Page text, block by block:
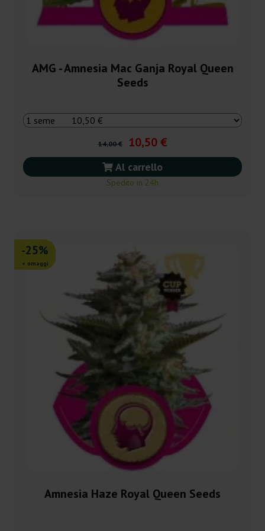
AMG - Amnesia Mac Ganja Royal Queen
Seeds
14,00 € 10,50 €
Al carrello
Spedito in 24h
-25%
+ omaggi
Amnesia Haze Royal Queen Seeds